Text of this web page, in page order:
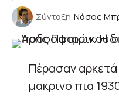
Σύνταξη Νάσος
Πέρασαν
μακρινό πια